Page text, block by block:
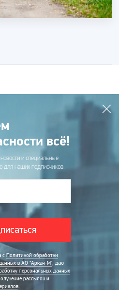
всё!
и специальные
для наших подписчиков.
с Политикой обработки
в АО "Аркан-М", даю
персональных данных
рассылок и
.